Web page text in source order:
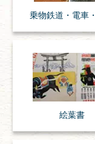
乗物鉄道・ 電車・
絵葉書